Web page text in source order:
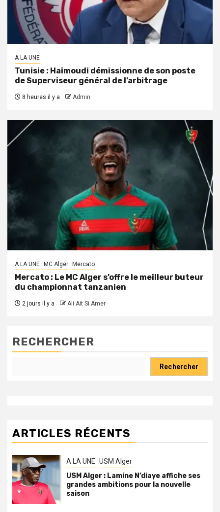
A LA UNE
Tunisie : Haimoudi démissionne de son poste
de Superviseur général de l’arbitrage
8 heures il y a Admin
A LA UNE MC Alger Mercato
Mercato : Le MC Alger s’offre le meilleur buteur
du championnat tanzanien
2 jours il y a Ali Ait Si Amer
RECHERCHER
Rechercher
ARTICLES RÉCENTS
A LA UNE USM Alger
USM Alger : Lamine N’diaye affiche ses
grandes ambitions pour la nouvelle
saison